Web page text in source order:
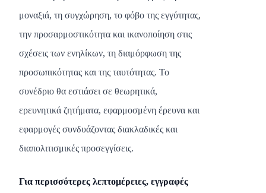
μοναξιά, τη συγχώρηση, το φόβο της εγγύτητας,
την προσαρμοστικότητα και ικανοποίηση στις
σχέσεις των ενηλίκων, τη διαμόρφωση της
προσωπικότητας και της ταυτότητας. Το
συνέδριο θα εστιάσει σε θεωρητικά,
ερευνητικά ζητήματα, εφαρμοσμένη έρευνα και
εφαρμογές συνδυάζοντας διακλαδικές και
διαπολιτισμικές προσεγγίσεις.
Για περισσότερες λεπτομέρειες, εγγραφές